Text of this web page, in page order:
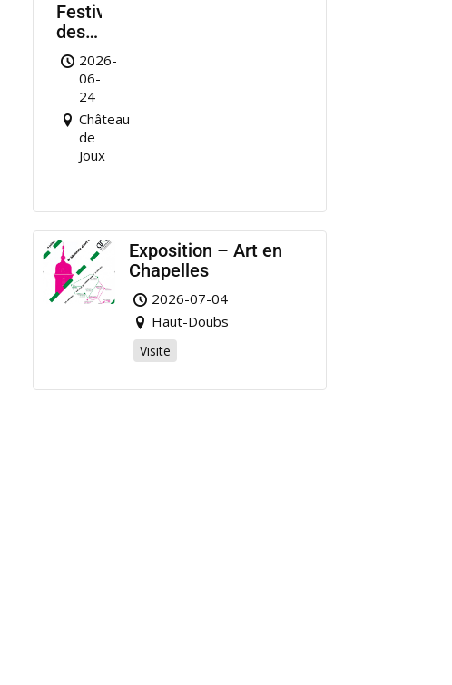
Festival
des
Nuits
de
Joux
2026-
06-
24
Château
de
Joux
Exposition – Art en
Chapelles
2026-07-04
Haut-Doubs
Visite